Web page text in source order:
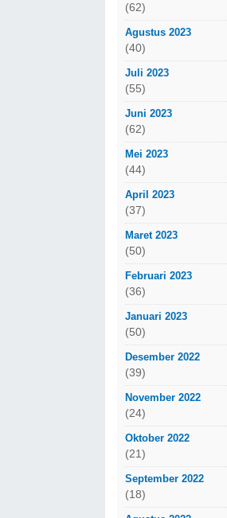
(62)
Agustus 2023
(40)
Juli 2023
(55)
Juni 2023
(62)
Mei 2023
(44)
April 2023
(37)
Maret 2023
(50)
Februari 2023
(36)
Januari 2023
(50)
Desember 2022
(39)
November 2022
(24)
Oktober 2022
(21)
September 2022
(18)